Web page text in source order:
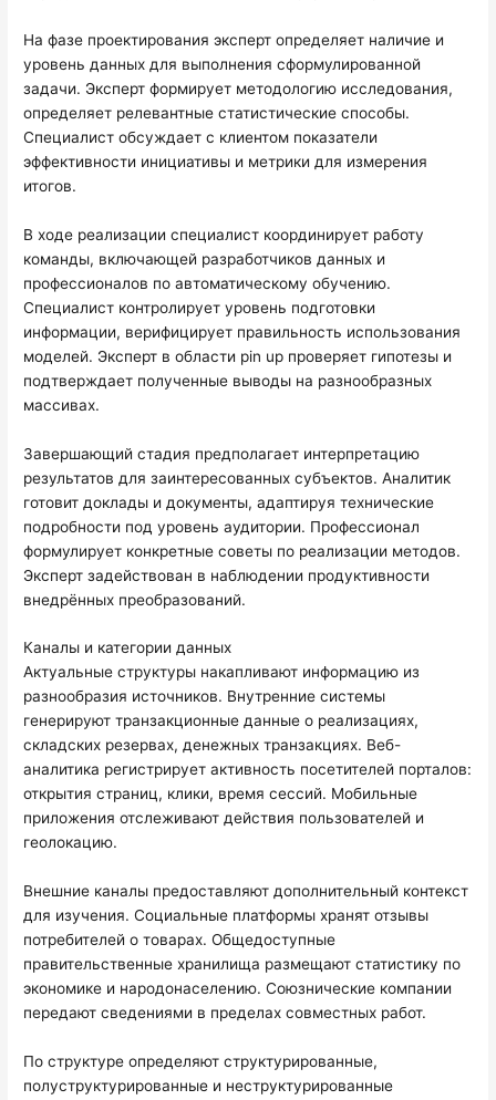
На фазе проектирования эксперт определяет наличие и
уровень данных для выполнения сформулированной
задачи. Эксперт формирует методологию исследования,
определяет релевантные статистические способы.
Специалист обсуждает с клиентом показатели
эффективности инициативы и метрики для измерения
итогов.
В ходе реализации специалист координирует работу
команды, включающей разработчиков данных и
профессионалов по автоматическому обучению.
Специалист контролирует уровень подготовки
информации, верифицирует правильность использования
моделей. Эксперт в области pin up проверяет гипотезы и
подтверждает полученные выводы на разнообразных
массивах.
Завершающий стадия предполагает интерпретацию
результатов для заинтересованных субъектов. Аналитик
готовит доклады и документы, адаптируя технические
подробности под уровень аудитории. Профессионал
формулирует конкретные советы по реализации методов.
Эксперт задействован в наблюдении продуктивности
внедрённых преобразований.
Каналы и категории данных
Актуальные структуры накапливают информацию из
разнообразия источников. Внутренние системы
генерируют транзакционные данные о реализациях,
складских резервах, денежных транзакциях. Веб-
аналитика регистрирует активность посетителей порталов:
открытия страниц, клики, время сессий. Мобильные
приложения отслеживают действия пользователей и
геолокацию.
Внешние каналы предоставляют дополнительный контекст
для изучения. Социальные платформы хранят отзывы
потребителей о товарах. Общедоступные
правительственные хранилища размещают статистику по
экономике и народонаселению. Союзнические компании
передают сведениями в пределах совместных работ.
По структуре определяют структурированные,
полуструктурированные и неструктурированные